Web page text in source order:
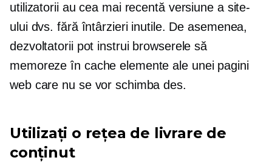
utilizatorii au cea mai recentă versiune a site-
ului dvs. fără întârzieri inutile. De asemenea,
dezvoltatorii pot instrui browserele să
memoreze în cache elemente ale unei pagini
web care nu se vor schimba des.
Utilizați o rețea de livrare de
conținut